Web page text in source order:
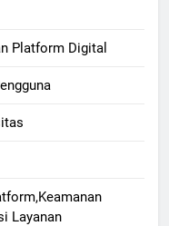
Platform Digital
Layanan